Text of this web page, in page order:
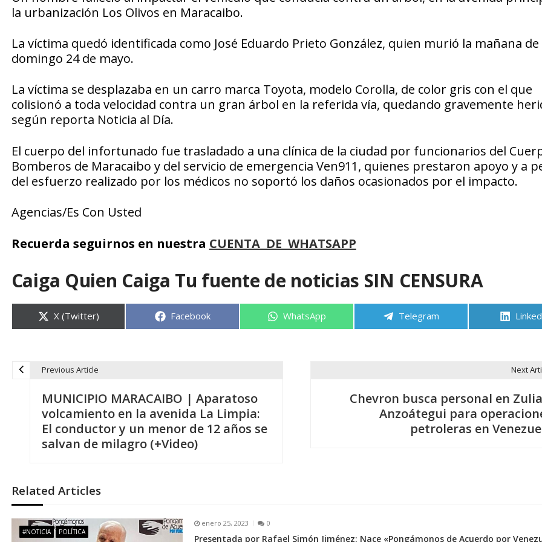
la urbanización Los Olivos en Maracaibo.
La víctima quedó identificada como José Eduardo Prieto González, quien murió la mañana de
domingo 24 de mayo.
La víctima se desplazaba en un carro marca Toyota, modelo Corolla, de color gris con el que
colisionó a toda velocidad contra un gran árbol en la referida vía, quedando gravemente
según reporta Noticia al Día.
El cuerpo del infortunado fue trasladado a una clínica de la ciudad por funcionarios del
Bomberos de Maracaibo y del servicio de emergencia Ven911, quienes prestaron apoyo y a
del esfuerzo realizado por los médicos no soportó los daños ocasionados por el impacto.
Agencias/Es Con Usted
Recuerda seguirnos en nuestra CUENTA DE WHATSAPP
Caiga Quien Caiga Tu fuente de noticias SIN CENSURA
Compartir
en
X (Twitter) Compartir
Facebook Compartir
WhatsApp Compartir
Telegram
g
a
Previous Article
MUNICIPIO MARACAIBO | Aparatoso
volcamiento en la avenida La Limpia:
El conductor y un menor de 12 años se
salvan de milagro (+Video)
Next
Chevron busca personal en
Anzoátegui para
petroleras en
Related Articles
#NOTICIA POLÍTICA
enero 25, 2023 0
Presentada por Rafael Simón Jiménez: Nace «Pongámonos de Acuerdo por